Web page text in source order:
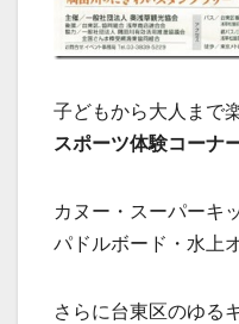
子どもから大人まで
スポーツ体験コーナ
カヌー・スーパーキ
パドルボード・水上
さらに台東区のゆる